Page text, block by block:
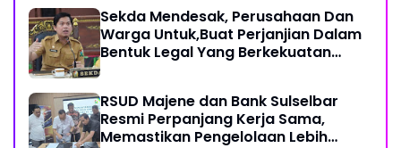
Sekda Mendesak, Perusahaan Dan
Warga Untuk,Buat Perjanjian Dalam
Bentuk Legal Yang Berkekuatan
RSUD Majene dan Bank Sulselbar
Resmi Perpanjang Kerja Sama,
Memastikan Pengelolaan Lebih